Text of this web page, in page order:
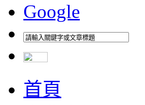
Google
首頁